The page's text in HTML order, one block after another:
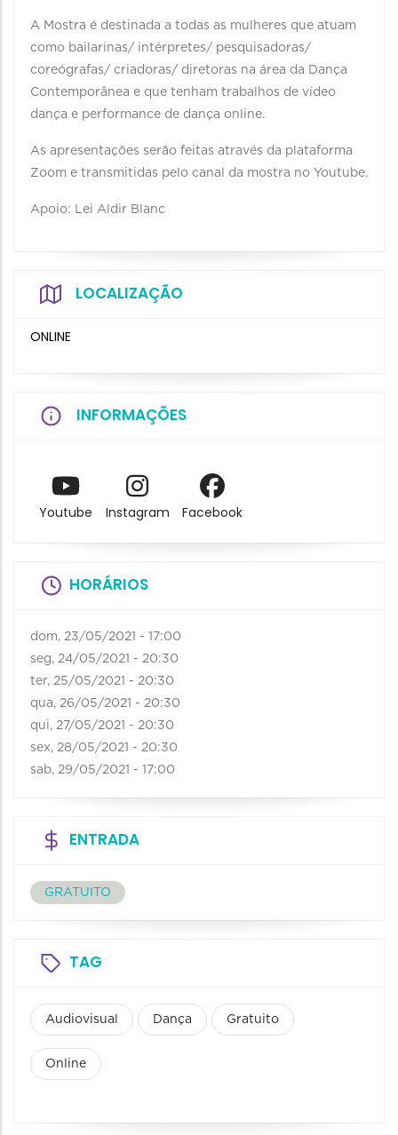
A Mostra é destinada a todas as mulheres que atuam
como bailarinas/ intérpretes/ pesquisadoras/
coreógrafas/ criadoras/ diretoras na área da Dança
Contemporânea e que tenham trabalhos de vídeo
dança e performance de dança online.
As apresentações serão feitas através da plataforma
Zoom e transmitidas pelo canal da mostra no Youtube.
Apoio: Lei Aldir Blanc
LOCALIZAÇÃO
ONLINE
INFORMAÇÕES
Youtube Instagram Facebook
HORÁRIOS
dom, 23/05/2021 - 17:00
seg, 24/05/2021 - 20:30
ter, 25/05/2021 - 20:30
qua, 26/05/2021 - 20:30
qui, 27/05/2021 - 20:30
sex, 28/05/2021 - 20:30
sab, 29/05/2021 - 17:00
ENTRADA
GRATUITO
TAG
Audiovisual Dança Gratuito
Online